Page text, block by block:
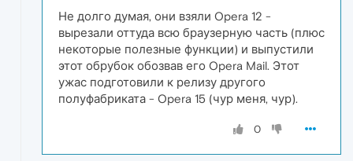
Не долго думая, они взяли Opera 12 -
вырезали оттуда всю браузерную часть (плюс
некоторые полезные функции) и выпустили
этот обрубок обозвав его Opera Mail. Этот
ужас подготовили к релизу другого
полуфабриката - Opera 15 (чур меня, чур).
0